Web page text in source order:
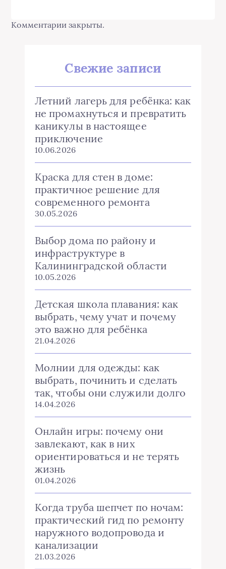
Комментарии закрыты.
Свежие записи
Летний лагерь для ребёнка: как
не промахнуться и превратить
каникулы в настоящее
приключение
10.06.2026
Краска для стен в доме:
практичное решение для
современного ремонта
30.05.2026
Выбор дома по району и
инфраструктуре в
Калининградской области
10.05.2026
Детская школа плавания: как
выбрать, чему учат и почему
это важно для ребёнка
21.04.2026
Молнии для одежды: как
выбрать, починить и сделать
так, чтобы они служили долго
14.04.2026
Онлайн игры: почему они
завлекают, как в них
ориентироваться и не терять
жизнь
01.04.2026
Когда труба шепчет по ночам:
практический гид по ремонту
наружного водопровода и
канализации
21.03.2026